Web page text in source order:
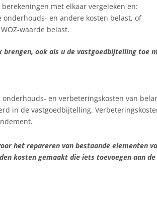
met elkaar vergeleken en:
en andere kosten belast, of
waarde belast.
ook als u de vastgoedbijtelling toe
en verbeteringskosten van
in de vastgoedbijtelling.
het repareren van bestaande elementen
kosten gemaakt die iets toevoegen aan de